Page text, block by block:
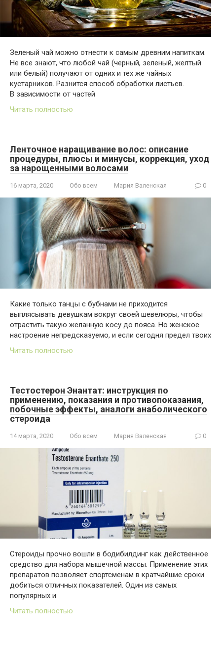
Зеленый чай можно отнести к самым древним напиткам.
Не все знают, что любой чай (черный, зеленый, желтый
или белый) получают от одних и тех же чайных
кустарников. Разнится способ обработки листьев.
В зависимости от частей
Читать полностью
Ленточное наращивание волос: описание
процедуры, плюсы и минусы, коррекция, уход
за нарощенными волосами
16 марта, 2020 Обо всем Мария Валенская 0
Какие только танцы с бубнами не приходится
выплясывать девушкам вокруг своей шевелюры, чтобы
отрастить такую желанную косу до пояса. Но женское
настроение непредсказуемо, и если сегодня предел твоих
Читать полностью
Тестостерон Энантат: инструкция по
применению, показания и противопоказания,
побочные эффекты, аналоги анаболического
стероида
14 марта, 2020 Обо всем Мария Валенская 0
Стероиды прочно вошли в бодибилдинг как действенное
средство для набора мышечной массы. Применение этих
препаратов позволяет спортсменам в кратчайшие сроки
добиться отличных показателей. Один из самых
популярных и
Читать полностью